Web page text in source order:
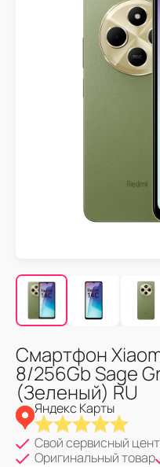
Смартфон
8/256Gb Sage
(Зеленый) RU
Яндекс Карты
Свой сервисный
Оригинальный товар